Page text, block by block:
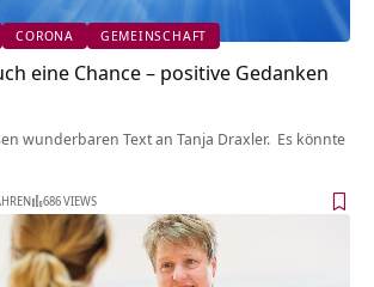
CORONA GEMEINSCHAFT
eine Chance – positive Gedanken
wunderbaren Text an Tanja Draxler. Es könnte
686 VIEWS